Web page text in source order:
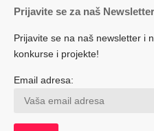
Prijavite se za naš Newsletter
Prijavite se na naš newsletter i
konkurse i projekte!
Email adresa: